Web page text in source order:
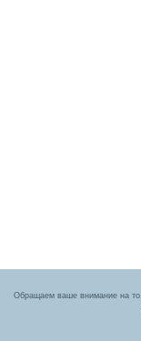
Обращаем ваше внимание на то,